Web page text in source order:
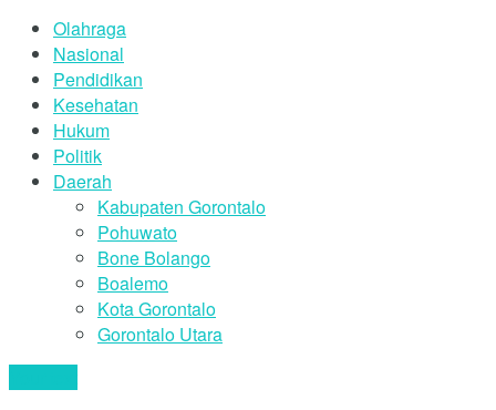
Olahraga
Nasional
Pendidikan
Kesehatan
Hukum
Politik
Daerah
Kabupaten Gorontalo
Pohuwato
Bone Bolango
Boalemo
Kota Gorontalo
Gorontalo Utara